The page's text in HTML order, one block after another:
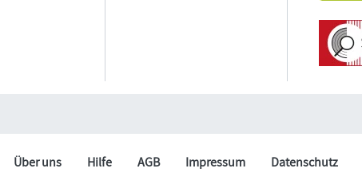
Über uns Hilfe AGB Impressum Datenschutz